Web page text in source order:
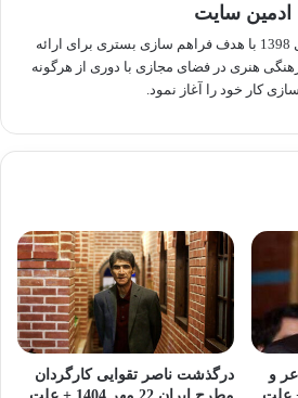
ادمین سایت
رسانه کاشمر سلام، از سال 1398 با هدف فراهم سازی بستری برای ارائه
هنری در فضای مجازی با دوری از هرگونه
کار خود را آغاز نمود.
و
درگذشت ناصر تقوایی کارگردان